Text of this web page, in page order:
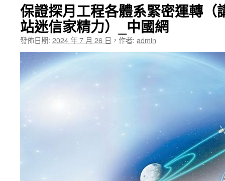
保證探月工程各體系緊密運轉（
站迷信家精力）_中國網
發佈日期: 2024 年 7 月 26 日 ， 作者: admin